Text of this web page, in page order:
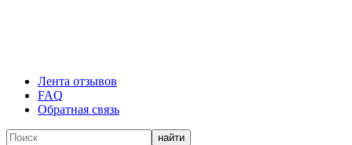
Лента отзывов
FAQ
Обратная связь